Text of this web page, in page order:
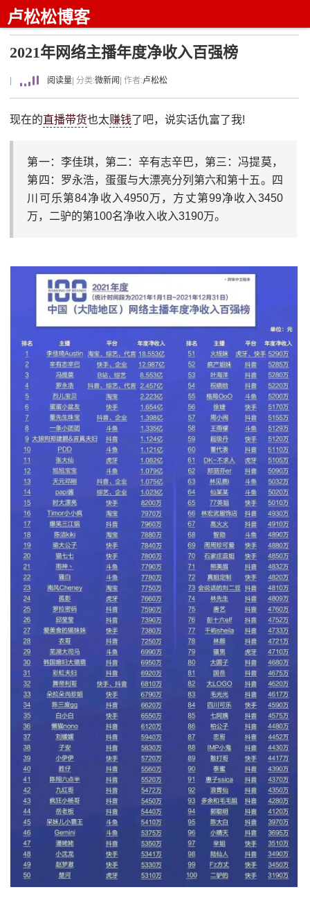
卢松松博客
2021年网络主播年度净收入百强榜
阅读量 | 分类:微新闻 | 作者:卢松松
现在的直播带货也太赚钱了吧，说实话仇富了我!
第一：李佳琪，第二：辛有志辛巴，第三：冯提莫，
第四：罗永浩，蛋蛋与大漂亮分列第六和第十五。四
川可乐第84净收入4950万，方丈第99净收入3450
万，二驴的第100名净收入收入3190万。